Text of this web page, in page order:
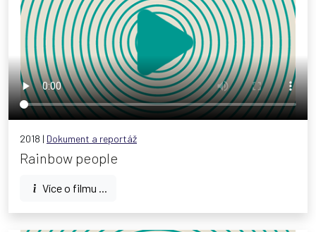
2018 | Dokument a reportáž
Rainbow people
Více o filmu ...